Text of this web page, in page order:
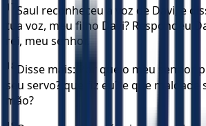
17 Saul reconheceu a voz de Davi, e
tua voz, meu filho Davi? Respondeu
rei, meu senhor.
18 Disse mais: Por que o meu senhor
seu servo? que fiz eu? e que maldade
mão?